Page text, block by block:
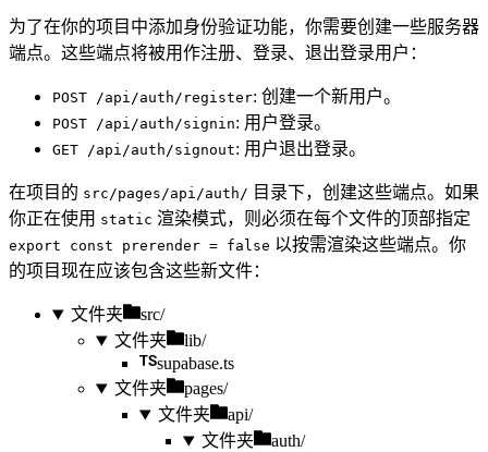
为了在你的项目中添加身份验证功能，你需要创建一些服务器
端点。这些端点将被用作注册、登录、退出登录用户：
POST /api/auth/register: 创建一个新用户。
POST /api/auth/signin: 用户登录。
GET /api/auth/signout: 用户退出登录。
在项目的 src/pages/api/auth/ 目录下，创建这些端点。如果
你正在使用 static 渲染模式，则必须在每个文件的顶部指定
export const prerender = false 以按需渲染这些端点。你
的项目现在应该包含这些新文件：
文件夹
src/
文件夹
lib/
supabase.ts
文件夹
pages/
文件夹
api/
文件夹
auth/